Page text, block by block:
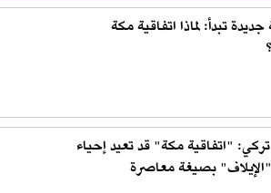
تبدأ: لماذا اتفاقية مكة
"اتفاقية مكة" قد تعيد إحياء
بصيغة معاصرة